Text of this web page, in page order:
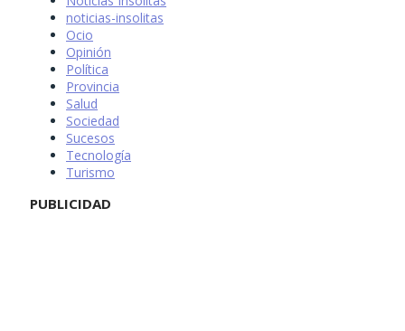
noticias-insolitas
Ocio
Opinión
Política
Provincia
Salud
Sociedad
Sucesos
Tecnología
Turismo
PUBLICIDAD